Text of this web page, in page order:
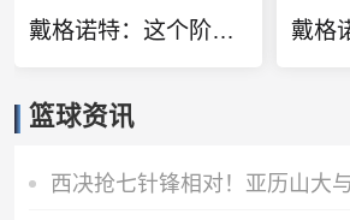
戴格诺特：这个阶段就是关于意志力的较量 我相信马刺也有同感！
篮球资讯